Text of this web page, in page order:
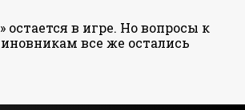
остается в игре. Но вопросы к
все же остались